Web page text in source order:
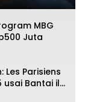
MBG
Juta
Les Parisiens
usai Bantai il